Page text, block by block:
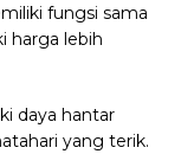
fungsi sama
harga lebih
daya hantar
yang terik.